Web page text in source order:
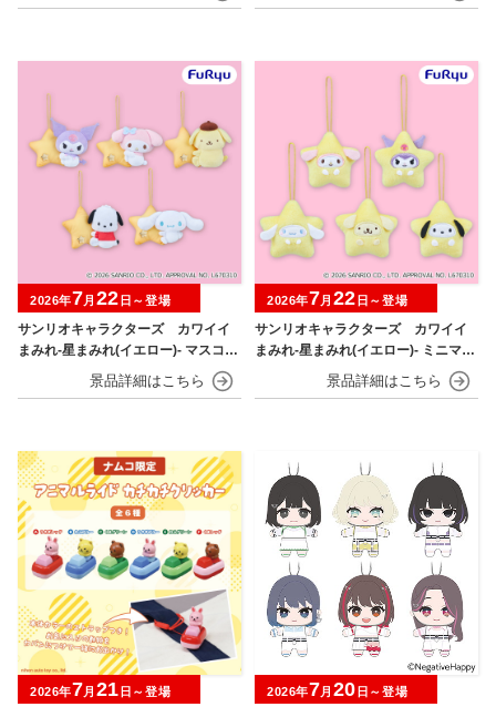
サンリオキャラクターズ カワイイ
まみれ-星まみれ(イエロー)- マスコッ
2026年7月 22 日～登場
サンリオキャラクターズ カワイイ
まみれ-星まみれ(イエロー)- ミニマス
2026年7月 22 日～登場
2026年7月 21 日～登場 2026年7月 20 日～登場